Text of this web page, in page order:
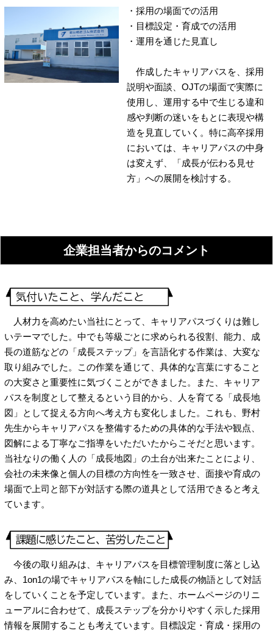
・採用の場面での活用
・目標設定・育成での活用
・運用を通じた見直し
作成したキャリアパスを、採用
説明や面談、OJTの場面で実際に
使用し、運用する中で生じる違和
感や判断の迷いをもとに表現や構
造を見直していく。特に高卒採用
においては、キャリアパスの中身
は変えず、「成長が伝わる見せ
方」への展開を検討する。
企業担当者からのコメント
人材力を高めたい当社にとって、キャリアパスづくりは難し
いテーマでした。中でも等級ごとに求められる役割、能力、成
長の道筋などの「成長ステップ」を言語化する作業は、大変な
取り組みでした。この作業を通じて、具体的な言葉にすること
の大変さと重要性に気づくことができました。また、キャリア
パスを制度として整えるという目的から、人を育てる「成長地
図」として捉える方向へ考え方も変化しました。これも、野村
先生からキャリアパスを整備するための具体的な手法や観点、
図解による丁寧なご指導をいただいたからこそだと思います。
当社なりの働く人の「成長地図」の土台が出来たことにより、
会社の未来像と個人の目標の方向性を一致させ、面接や育成の
場面で上司と部下が対話する際の道具として活用できると考え
ています。
今後の取り組みは、キャリアパスを目標管理制度に落とし込
み、1on1の場でキャリアパスを軸にした成長の物語として対話
をしていくことを予定しています。また、ホームページのリニ
ューアルに合わせて、成長ステップを分かりやすく示した採用
情報を展開することも考えています。目標設定・育成・採用の